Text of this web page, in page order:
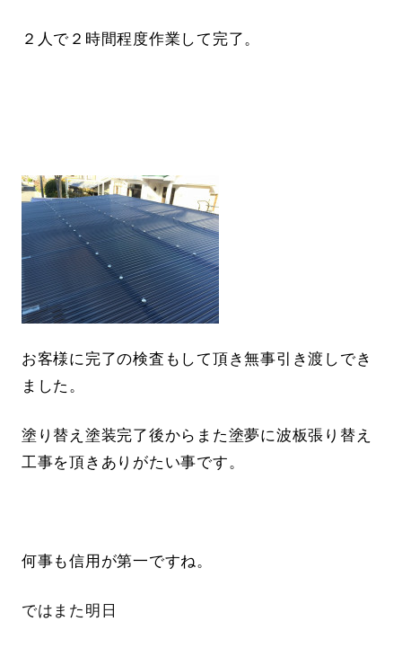
２人で２時間程度作業して完了。
お客様に完了の検査もして頂き無事引き渡しでき
ました。
塗り替え塗装完了後からまた塗夢に波板張り替え
工事を頂きありがたい事です。
何事も信用が第一ですね。
ではまた明日